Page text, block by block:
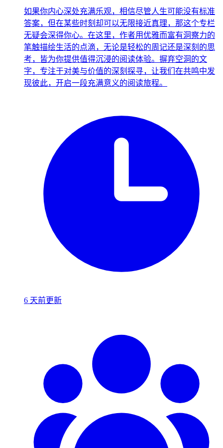
如果你内心深处充满乐观，相信尽管人生可能没有标准
答案，但在某些时刻却可以无限接近真理，那这个专栏
无疑会深得你心。在这里，作者用优雅而富有洞察力的
笔触描绘生活的点滴，无论是轻松的周记还是深刻的思
考，皆为你提供值得沉浸的阅读体验。摒弃空洞的文
字，专注于对美与价值的深刻探寻，让我们在共鸣中发
现彼此，开启一段充满意义的阅读旅程。
6 天前更新